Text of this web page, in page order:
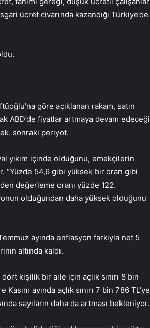
ücret civarında kazandığı Türkiye’de
göre açıklanan rakam, satın
ABD’de fiyatlar artmaya devam edeceği
sonraki periyot.
yıkım içinde olduğunu, emekçilerin
“Yüzde 54,6 gibi yüksek bir oran gibi
değerleme oranı yüzde 122.
olduğundan daha yüksek olduğunu
ayında enflasyon farkıyla net 5
altında kaldı.
dört kişilik bir aile için açlık sınırı 8 bin
ayında açlık sınırı 7 bin 786 TL’ye
sayıların daha da artması bekleniyor.